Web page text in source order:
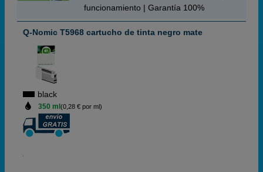
funcionamiento | Garantía 100%
Q-Nomic T5968 cartucho de tinta negro mate
black
350 ml (0,28 € por ml)